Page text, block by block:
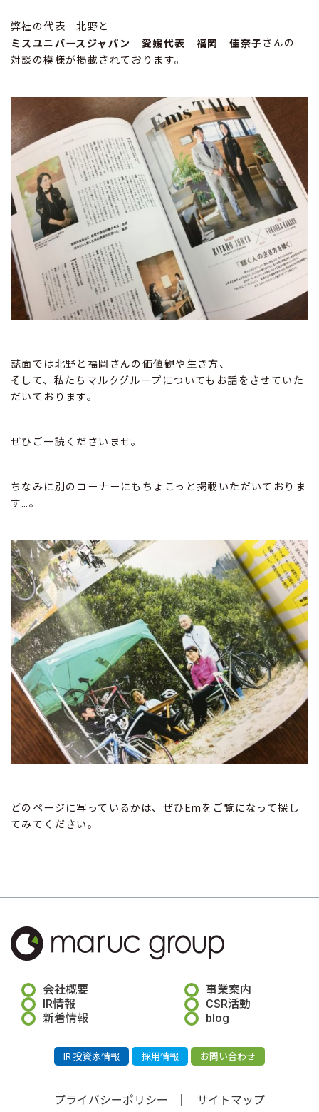
弊社の代表 北野と
ミスユニバースジャパン 愛媛代表 福岡 佳奈子さんの
対談の模様が掲載されております。
誌面では北野と福岡さんの価値観や生き方、
そして、私たちマルクグループについてもお話をさせていた
だいております。
ぜひご一読くださいませ。
ちなみに別のコーナーにもちょこっと掲載いただいておりま
す…。
どのページに写っているかは、ぜひEmをご覧になって探し
てみてください。
会社概要
事業案内
IR情報
CSR活動
新着情報
blog
IR 投資家情報 採用情報 お問い合わせ
プライバシーポリシー サイトマップ